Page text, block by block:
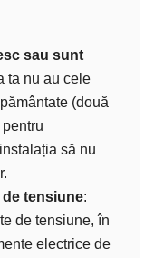
sau sunt
ta nu au cele
(două
să nu
tensiune:
de tensiune, în
electrice de